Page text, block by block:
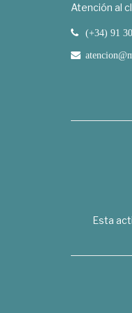
Atención al
(+34) 91
Esta